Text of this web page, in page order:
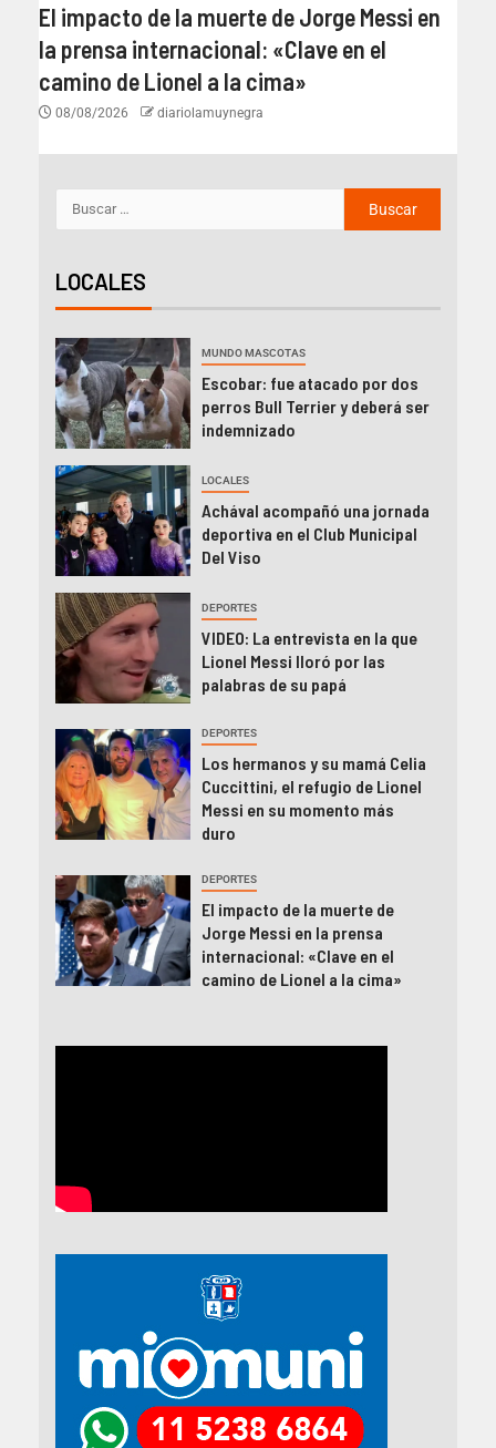
El impacto de la muerte de Jorge Messi en
la prensa internacional: «Clave en el
camino de Lionel a la cima»
08/08/2026 diariolamuynegra
LOCALES
MUNDO MASCOTAS
Escobar: fue atacado por dos
perros Bull Terrier y deberá ser
indemnizado
LOCALES
Achával acompañó una jornada
deportiva en el Club Municipal
Del Viso
DEPORTES
VIDEO: La entrevista en la que
Lionel Messi lloró por las
palabras de su papá
DEPORTES
Los hermanos y su mamá Celia
Cuccittini, el refugio de Lionel
Messi en su momento más
duro
DEPORTES
El impacto de la muerte de
Jorge Messi en la prensa
internacional: «Clave en el
camino de Lionel a la cima»